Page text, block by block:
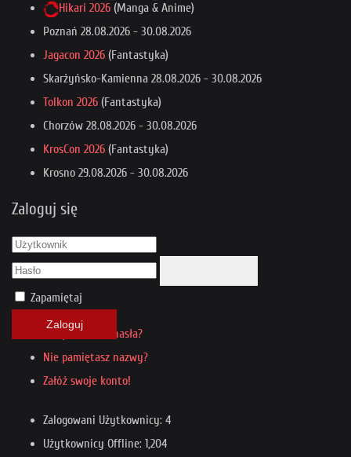
Hikari 2026 (Manga & Anime)
Poznań 28.08.2026 - 30.08.2026
Jagacon 2026 (Fantastyka)
Skarżyńsko-Kamienna 28.08.2026 - 30.08.2026
Tolkon 2026 (Fantastyka)
Chorzów 28.08.2026 - 30.08.2026
KrosCon 2026 (Fantastyka)
Krosno 29.08.2026 - 30.08.2026
Zaloguj się
Zapamiętaj
Zaloguj
Nie pamiętasz hasła?
Nie pamiętasz nazwy?
Załóż swoje konto!
Zalogowani Użytkownicy: 4
Użytkownicy Offline: 1,204